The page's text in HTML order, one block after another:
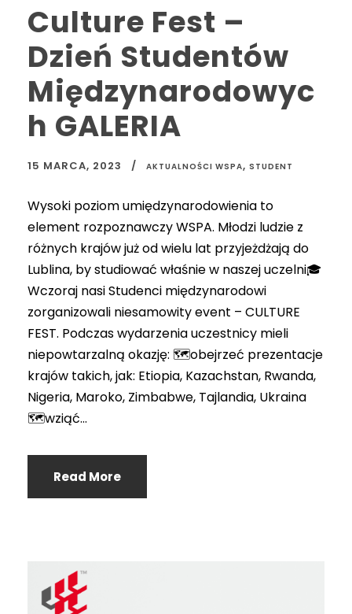
Culture Fest –
Dzień Studentów
Międzynarodowyc
h GALERIA
15 MARCA, 2023 AKTUALNOŚCI WSPA, STUDENT
Wysoki poziom umiędzynarodowienia to
element rozpoznawczy WSPA. Młodzi ludzie z
różnych krajów już od wielu lat przyjeżdżają do
Lublina, by studiować właśnie w naszej uczelni🎓
Wczoraj nasi Studenci międzynarodowi
zorganizowali niesamowity event – CULTURE
FEST. Podczas wydarzenia uczestnicy mieli
niepowtarzalną okazję: 🗺️obejrzeć prezentacje
krajów takich, jak: Etiopia, Kazachstan, Rwanda,
Nigeria, Maroko, Zimbabwe, Tajlandia, Ukraina
🗺️wziąć...
Read More